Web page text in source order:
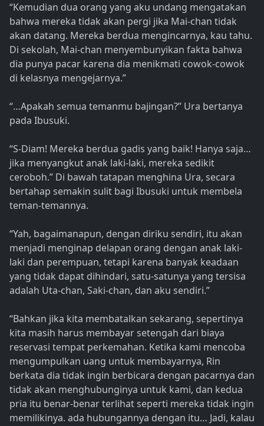
“Kemudian dua orang yang aku undang mengatakan
bahwa mereka tidak akan pergi jika Mai-chan tidak
akan datang. Mereka berdua mengincarnya, kau tahu.
Di sekolah, Mai-chan menyembunyikan fakta bahwa
dia punya pacar karena dia menikmati cowok-cowok
di kelasnya mengejarnya.”
“…Apakah semua temanmu bajingan?” Ura bertanya
pada Ibusuki.
“S-Diam! Mereka berdua gadis yang baik! Hanya saja…
jika menyangkut anak laki-laki, mereka sedikit
ceroboh.” Di bawah tatapan menghina Ura, secara
bertahap semakin sulit bagi Ibusuki untuk membela
teman-temannya.
“Yah, bagaimanapun, dengan diriku sendiri, itu akan
menjadi menginap delapan orang dengan anak laki-
laki dan perempuan, tetapi karena banyak keadaan
yang tidak dapat dihindari, satu-satunya yang tersisa
adalah Uta-chan, Saki-chan, dan aku sendiri.”
“Bahkan jika kita membatalkan sekarang, sepertinya
kita masih harus membayar setengah dari biaya
reservasi tempat perkemahan. Ketika kami mencoba
mengumpulkan uang untuk membayarnya, Rin
berkata dia tidak ingin berbicara dengan pacarnya dan
tidak akan menghubunginya untuk kami, dan kedua
pria itu benar-benar terlihat seperti mereka tidak ingin
memilikinya. ada hubungannya dengan itu… Jadi, kalau